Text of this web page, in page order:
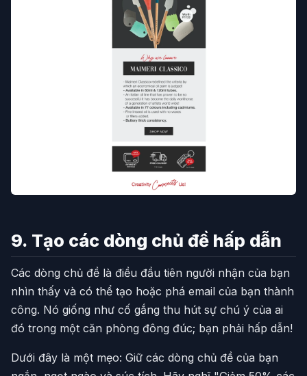
9. Tạo các dòng chủ đề hấp dẫn
Các dòng chủ đề là điều đầu tiên người nhận của bạn
nhìn thấy và có thể tạo hoặc phá email của bạn thành
công. Nó giống như cố gắng thu hút sự chú ý của ai
đó trong một căn phòng đông đúc; bạn phải hấp dẫn!
Dưới đây là một mẹo: Giữ các dòng chủ đề của bạn